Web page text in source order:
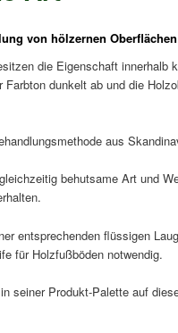
von hölzernen Oberflächen
die Eigenschaft innerhalb
Farbton dunkelt ab und die
aus
behutsame Art und
entsprechenden flüssigen
für Holzfußböden notwendig.
seiner Produkt-Palette auf